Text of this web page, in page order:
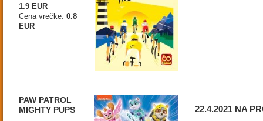
1.9 EUR
Cena vrečke: 0.8
EUR
PAW PATROL
MIGHTY PUPS
22.4.2021 NA